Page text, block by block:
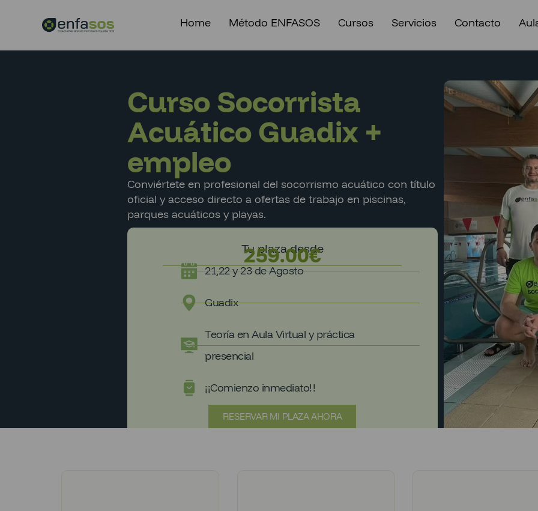
Home Método ENFASOS Cursos Servicios Contacto
Curso Socorrista
Acuático Guadix +
empleo
Conviértete en profesional del socorrismo acuático con título
oficial y acceso directo a ofertas de trabajo en piscinas,
parques acuáticos y playas.
Tu plaza desde
259.00€
21,22 y 23 de Agosto
Guadix
Teoría en Aula Virtual y práctica
presencial
¡¡Comienzo inmediato!!
RESERVAR MI PLAZA AHORA